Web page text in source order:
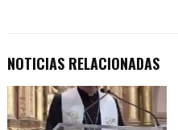
NOTICIAS RELACIONADAS